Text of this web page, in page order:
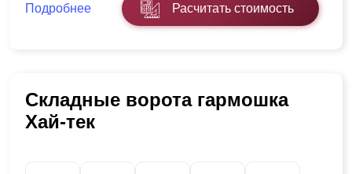
Подробнее Расчитать стоимость
Складные ворота гармошка
Хай-тек